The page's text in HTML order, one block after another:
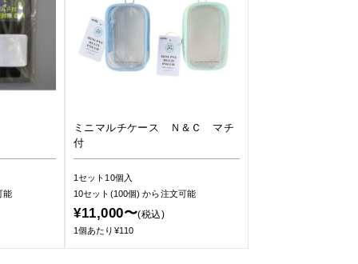
能
ミニマルチケース Ｎ＆Ｃ マチ
付
1セット10個入
10セット(100個)から注文可能
¥11,000〜(税込)
1個あたり¥110